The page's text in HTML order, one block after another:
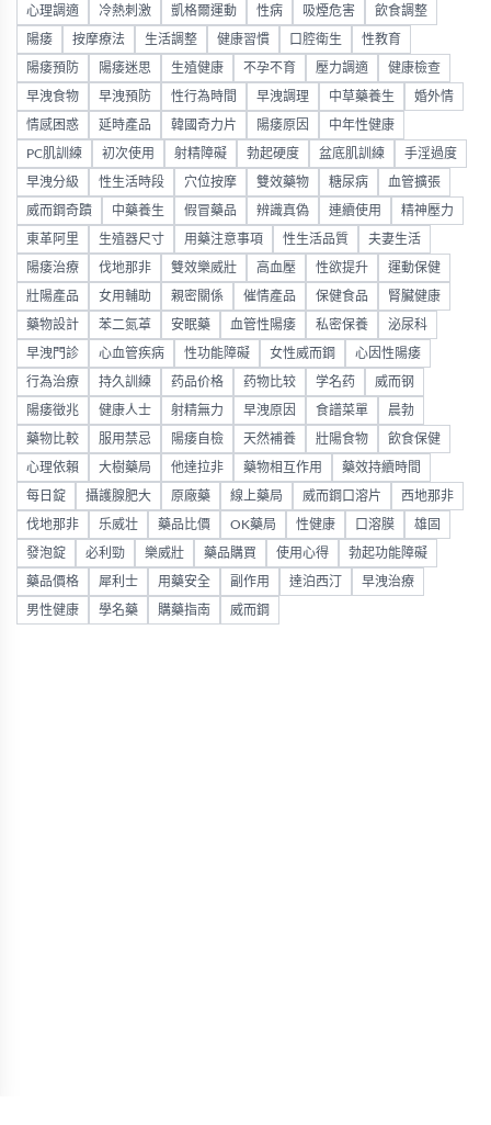
心理調適 冷熱刺激 凱格爾運動 性病 吸煙危害 飲食調整
陽痿 按摩療法 生活調整 健康習慣 口腔衛生 性教育
陽痿預防 陽痿迷思 生殖健康 不孕不育 壓力調適 健康檢查
早洩食物 早洩預防 性行為時間 早洩調理 中草藥養生 婚外情
情感困惑 延時產品 韓國奇力片 陽痿原因 中年性健康
PC肌訓練 初次使用 射精障礙 勃起硬度 盆底肌訓練 手淫過度
早洩分級 性生活時段 穴位按摩 雙效藥物 糖尿病 血管擴張
威而鋼奇蹟 中藥養生 假冒藥品 辨識真偽 連續使用 精神壓力
東革阿里 生殖器尺寸 用藥注意事項 性生活品質 夫妻生活
陽痿治療 伐地那非 雙效樂威壯 高血壓 性欲提升 運動保健
壯陽產品 女用輔助 親密關係 催情產品 保健食品 腎臟健康
藥物設計 苯二氮䓬 安眠藥 血管性陽痿 私密保養 泌尿科
早洩門診 心血管疾病 性功能障礙 女性威而鋼 心因性陽痿
行為治療 持久訓練 药品价格 药物比较 学名药 威而钢
陽痿徵兆 健康人士 射精無力 早洩原因 食譜菜單 晨勃
藥物比較 服用禁忌 陽痿自檢 天然補養 壯陽食物 飲食保健
心理依賴 大樹藥局 他達拉非 藥物相互作用 藥效持續時間
每日錠 攝護腺肥大 原廠藥 線上藥局 威而鋼口溶片 西地那非
伐地那非 乐威壮 藥品比價 OK藥局 性健康 口溶膜 雄固
發泡錠 必利勁 樂威壯 藥品購買 使用心得 勃起功能障礙
藥品價格 犀利士 用藥安全 副作用 達泊西汀 早洩治療
男性健康 學名藥 購藥指南 威而鋼